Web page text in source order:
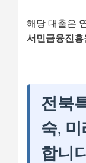
해당 대출은
서민금융진흥
전북
숙,
합니